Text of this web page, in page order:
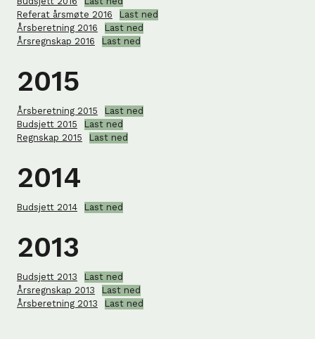
Referat årsmøte 2016
Last ned
Årsberetning 2016
Last ned
Årsregnskap 2016
Last ned
2015
Årsberetning 2015
Last ned
Budsjett 2015
Last ned
Regnskap 2015
Last ned
2014
Budsjett 2014 Last ned
2013
Budsjett 2013
Last ned
Årsregnskap 2013
Last ned
Årsberetning 2013
Last ned